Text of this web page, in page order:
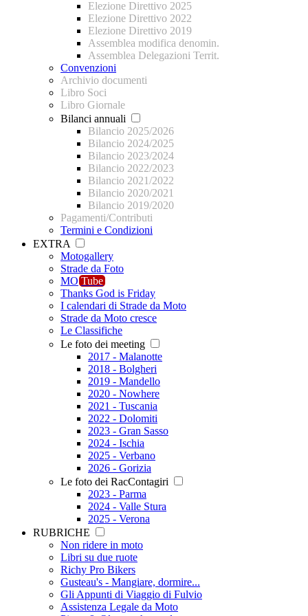
Elezione Direttivo 2025
Elezione Direttivo 2022
Elezione Direttivo 2019
Assemblea modifica denomin.
Assemblea Delegazioni Territ.
Convenzioni
Archivio documenti
Libro Soci
Libro Giornale
Bilanci annuali
Bilancio 2025/2026
Bilancio 2024/2025
Bilancio 2023/2024
Bilancio 2022/2023
Bilancio 2021/2022
Bilancio 2020/2021
Bilancio 2019/2020
Pagamenti/Contributi
Termini e Condizioni
EXTRA
Motogallery
Strade da Foto
MO Tube
Thanks God is Friday
I calendari di Strade da Moto
Strade da Moto cresce
Le Classifiche
Le foto dei meeting
2017 - Malanotte
2018 - Bolgheri
2019 - Mandello
2020 - Nowhere
2021 - Tuscania
2022 - Dolomiti
2023 - Gran Sasso
2024 - Ischia
2025 - Verbano
2026 - Gorizia
Le foto dei RacContagiri
2023 - Parma
2024 - Valle Stura
2025 - Verona
RUBRICHE
Non ridere in moto
Libri su due ruote
Richy Pro Bikers
Gusteau's - Mangiare, dormire...
Gli Appunti di Viaggio di Fulvio
Assistenza Legale da Moto